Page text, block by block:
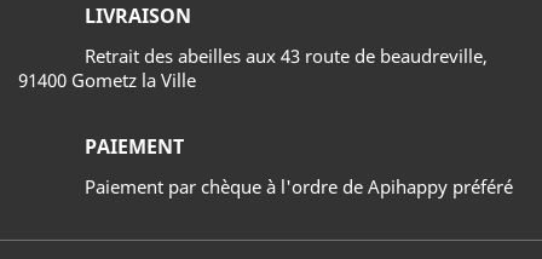
LIVRAISON
Retrait des abeilles aux 43 route de beaudreville,
91400 Gometz la Ville
PAIEMENT
Paiement par chèque à l'ordre de Apihappy préféré